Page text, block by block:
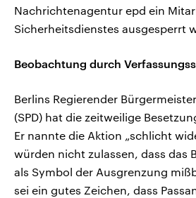
Nachrichtenagentur epd ein
Sicherheitsdienstes ausgesperrt
Beobachtung durch
Berlins Regierender
(SPD) hat die zeitweilige
Er nannte die Aktion „schlicht
würden nicht zulassen, dass das
als Symbol der Ausgrenzung
sei ein gutes Zeichen, dass